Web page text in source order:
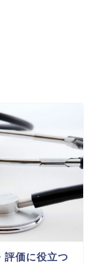
評価に役立つ